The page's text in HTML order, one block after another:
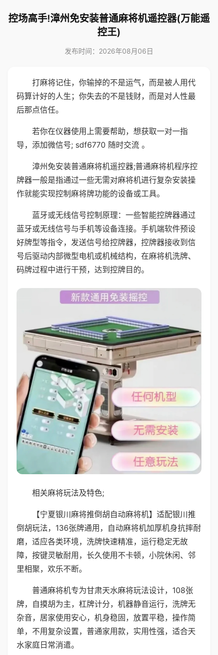
控场高手!漳州免安装普通麻将机遥控器(万能遥
控王)
发布时间：2026年08月06日
打麻将记住，你输掉的不是运气，而是被人用代
码算计好的人生；你失去的不是钱财，而是对人性最
后那点信任。
若你在仪器使用上需要帮助，想获取一对一指
导，添加微信号; sdf6770 随时交流 。
漳州免安装普通麻将机遥控器;普通麻将机程序控
牌器一般是指通过一些无需对麻将机进行复杂安装操
作就能实现控制麻将牌功能的设备或工具。
蓝牙或无线信号控制原理：一些智能控牌器通过
蓝牙或无线信号与手机等设备连接。手机端软件预设
好牌型等指令，发送信号给控牌器，控牌器接收到信
号后驱动内部微型电机或机械结构，在麻将机洗牌、
码牌过程中进行干预，达到控牌目的。
相关麻将玩法及特色;
【宁夏银川麻将推倒胡自动麻将机】适配银川推
倒胡玩法，136张牌通用，自动麻将机加厚机身抗摔耐
磨，适应各类环境，洗牌快速精准，运行稳定无故
障，按键灵敏耐用，长久使用不卡顿，小院休闲、邻
里相聚，欢乐不断。
普通麻将机专为甘肃天水麻将玩法设计，108张
牌，自摸胡为主，杠牌计分，机器静音运行，洗牌无
杂音，居家使用安心，机身稳固，放置平稳，操作简
单，不用复杂设置，普通家用款，实用性强，适合天
水家庭日常消遣。